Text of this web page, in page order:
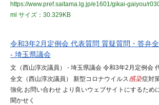
https://www.pref.saitama.lg.jp/e1601/gikai-gaiyou/
ml サイズ：30.329KB
令和3年2月定例会 代表質問 質疑質問・答弁全
- 埼玉県議会
文（西山淳次議員） - 埼玉県議会 令和3年2月定例会
全文（西山淳次議員） 新型コロナウイルス感染症対
強化 お問い合わせ より良いウェブサイトにするため
聞かせく